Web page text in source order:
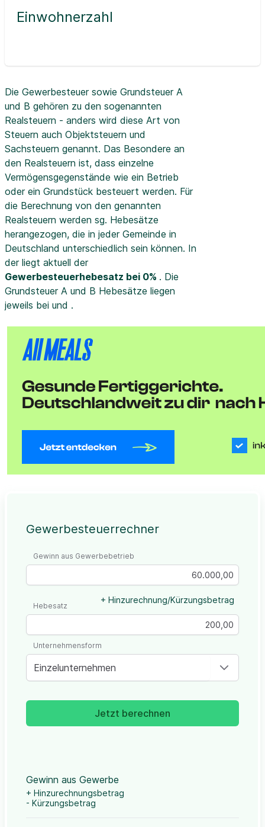
Einwohnerzahl
Die Gewerbesteuer sowie Grundsteuer A
und B gehören zu den sogenannten
Realsteuern - anders wird diese Art von
Steuern auch Objektsteuern und
Sachsteuern genannt. Das Besondere an
den Realsteuern ist, dass einzelne
Vermögensgegenstände wie ein Betrieb
oder ein Grundstück besteuert werden. Für
die Berechnung von den genannten
Realsteuern werden sg. Hebesätze
herangezogen, die in jeder Gemeinde in
Deutschland unterschiedlich sein können. In
der liegt aktuell der
Gewerbesteuerhebesatz bei 0% . Die
Grundsteuer A und B Hebesätze liegen
jeweils bei und .
Gewerbesteuerrechner
Gewinn aus Gewerbebetrieb
+ Hinzurechnung/Kürzungsbetrag
Hebesatz
Einzelunternehmen
Unternehmensform
Jetzt berechnen
Gewinn aus Gewerbe
+ Hinzurechnungsbetrag
- Kürzungsbetrag